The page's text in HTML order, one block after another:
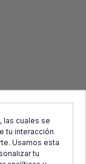
las cuales se
tu interacción
Usamos esta
tu
el Desarrollo
promover el
de